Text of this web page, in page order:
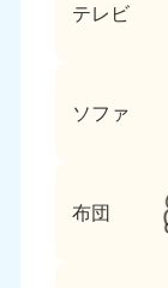
テレビ
ソファ
布団